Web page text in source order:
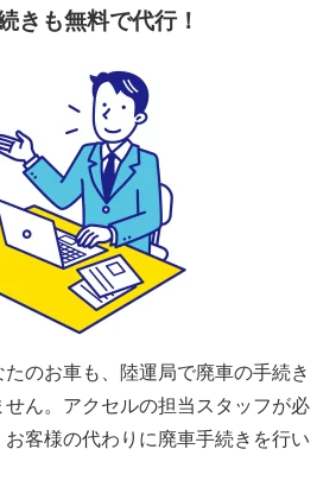
きも無料で代行！
のお車も、陸運局で廃車の手続き
せん。アクセルの担当スタッフが必
客様の代わりに廃車手続きを行い